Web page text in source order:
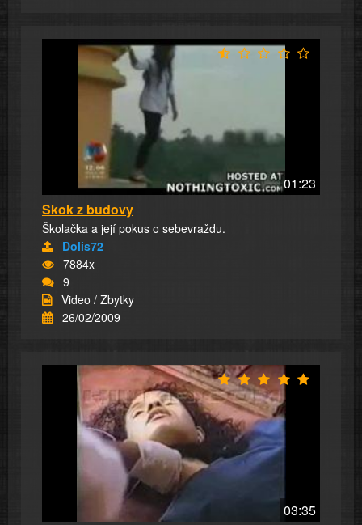
01:23
Skok z budovy
Školačka a její pokus o sebevraždu.
Dolis72
7884x
9
Video / Zbytky
26/02/2009
03:35